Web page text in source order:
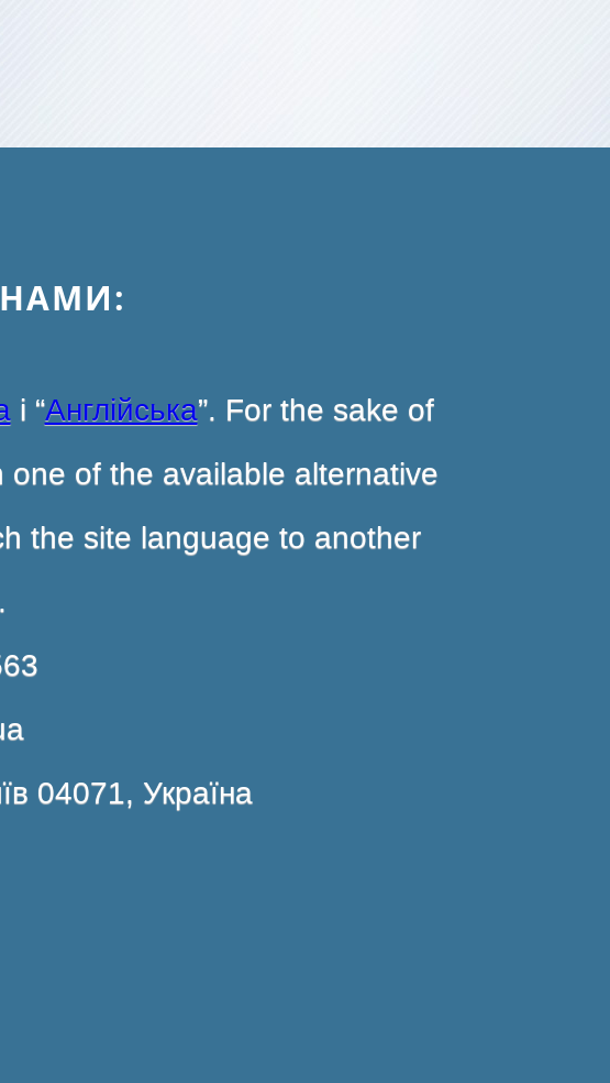
НАМИ:
і “Англійська”. For the sake of
of the available alternative
the site language to another
04071, Україна